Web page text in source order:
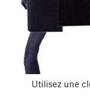
Utilisez une